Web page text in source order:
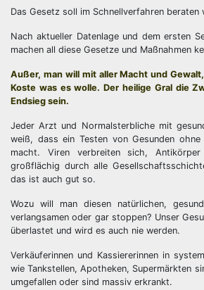
Das Gesetz soll im Schnellverfahren beraten
Nach aktueller Datenlage und dem ersten
machen all diese Gesetze und Maßnahmen
Außer, man will mit aller Macht und
Koste was es wolle. Der heilige Gral die
Endsieg sein.
Jeder Arzt und Normalsterbliche mit
weiß, dass ein Testen von Gesunden ohne
macht. Viren verbreiten sich,
großflächig durch alle
das ist auch gut so.
Wozu will man diesen natürlichen,
verlangsamen oder gar stoppen? Unser
überlastet und wird es auch nie werden.
Verkäuferinnen und Kassiererinnen in
wie Tankstellen, Apotheken, Supermärkten
umgefallen oder sind massiv erkrankt.